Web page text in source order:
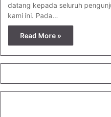
datang kepada seluruh
kami ini. Pada…
Read More »